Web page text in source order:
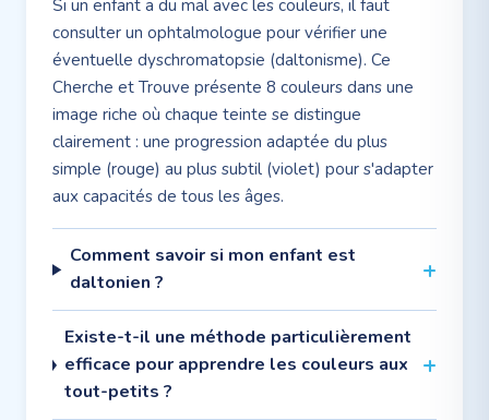
Si un enfant a du mal avec les couleurs, il faut
consulter un ophtalmologue pour vérifier une
éventuelle dyschromatopsie (daltonisme). Ce
Cherche et Trouve présente 8 couleurs dans une
image riche où chaque teinte se distingue
clairement : une progression adaptée du plus
simple (rouge) au plus subtil (violet) pour s'adapter
aux capacités de tous les âges.
Comment savoir si mon enfant est
daltonien ?
Existe-t-il une méthode particulièrement
efficace pour apprendre les couleurs aux
tout-petits ?